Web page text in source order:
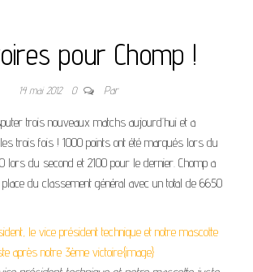
pour Chomp !
14 mai 2012 0 Par
trois nouveaux matchs aujourd’hui et a
trois fois ! 1000 points ont été marqués lors du
lors du second et 2100 pour le dernier. Chomp a
du classement général avec un total de 6650